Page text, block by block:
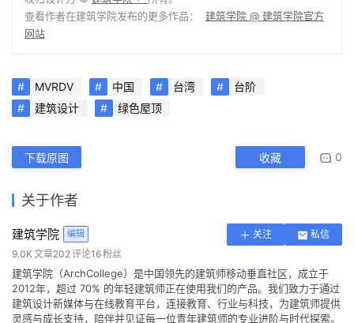
查看作者在建筑学院发布的更多作品： 建筑学院 @ 建筑学院官方
网站
MVRDV 中国 台湾
台阶
建筑设计
绿色屋顶
下载原图 收藏 0
关于作者
建筑学院 编辑 关注
私信
9.0K 文章202评论16粉丝
建筑学院（ArchCollege）是中国领先的建筑师移动垂直社区，成立于
2012年，超过 70% 的年轻建筑师正在使用我们的产品。我们致力于通过
建筑设计新媒体与在线教育平台，连接教育、行业与科技，为建筑师提供
灵感与成长支持，陪伴并见证每一位青年建筑师的专业进阶与时代探索。